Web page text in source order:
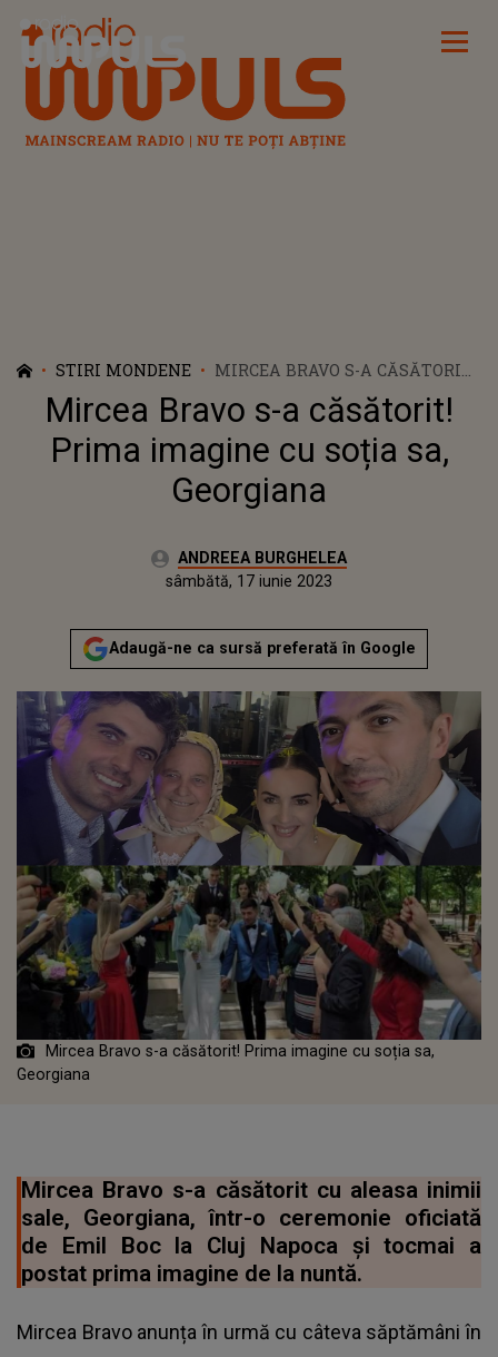
Radio Impuls
STIRI MONDENE
MIRCEA BRAVO S-A CĂSĂTORIT!
PRIMA IMAGINE CU SOȚIA SA,
GEORGIANA
Mircea Bravo s-a căsătorit!
Prima imagine cu soția sa,
Georgiana
Autor:ANDREEA BURGHELEA
Actualizat:
sâmbătă, 17 iunie 2023
Adaugă-ne ca sursă preferată în Google
Mircea Bravo s-a căsătorit! Prima imagine cu soția sa,
Georgiana
Mircea Bravo s-a căsătorit cu aleasa inimii
sale, Georgiana, într-o ceremonie oficiată
de Emil Boc la Cluj Napoca și tocmai a
postat prima imagine de la nuntă.
Mircea Bravo anunța în urmă cu câteva săptămâni în